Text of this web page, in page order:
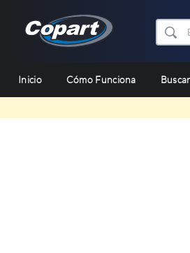
Inicio Cómo Funciona